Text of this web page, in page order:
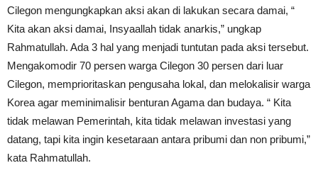
Cilegon mengungkapkan aksi akan di lakukan secara damai, “
Kita akan aksi damai, Insyaallah tidak anarkis,” ungkap
Rahmatullah. Ada 3 hal yang menjadi tuntutan pada aksi tersebut.
Mengakomodir 70 persen warga Cilegon 30 persen dari luar
Cilegon, memprioritaskan pengusaha lokal, dan melokalisir warga
Korea agar meminimalisir benturan Agama dan budaya. “ Kita
tidak melawan Pemerintah, kita tidak melawan investasi yang
datang, tapi kita ingin kesetaraan antara pribumi dan non pribumi,”
kata Rahmatullah.